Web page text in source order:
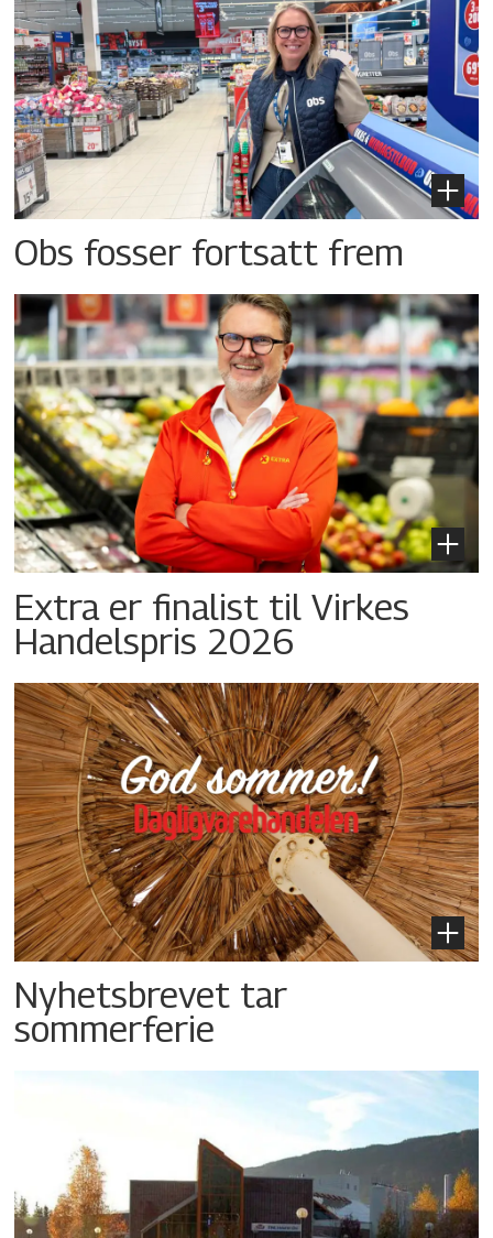
Obs fosser fortsatt frem
Extra er finalist til Virkes
Handelspris 2026
Nyhetsbrevet tar
sommerferie